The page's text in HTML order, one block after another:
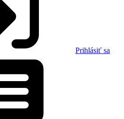
Prihlásiť sa